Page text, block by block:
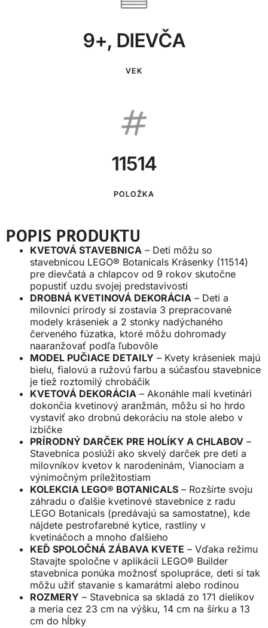
9+, DIEVČA
VEK
11514
POLOŽKA
POPIS PRODUKTU
KVETOVÁ STAVEBNICA – Deti môžu so
stavebnicou LEGO® Botanicals Krásenky (11514)
pre dievčatá a chlapcov od 9 rokov skutočne
popustiť uzdu svojej predstavivosti
DROBNÁ KVETINOVÁ DEKORÁCIA – Deti a
milovníci prírody si zostavia 3 prepracované
modely kráseniek a 2 stonky nadýchaného
červeného fúzatka, ktoré môžu dohromady
naaranžovať podľa ľubovôle
MODEL PUČIACE DETAILY – Kvety kráseniek majú
bielu, fialovú a ružovú farbu a súčasťou stavebnice
je tiež roztomilý chrobáčik
KVETOVÁ DEKORÁCIA – Akonáhle malí kvetinári
dokončia kvetinový aranžmán, môžu si ho hrdo
vystaviť ako drobnú dekoráciu na stole alebo v
izbičke
PRÍRODNÝ DARČEK PRE HOLÍKY A CHLABOV –
Stavebnica poslúži ako skvelý darček pre deti a
milovníkov kvetov k narodeninám, Vianociam a
výnimočným príležitostiam
KOLEKCIA LEGO® BOTANICALS – Rozšírte svoju
záhradu o ďalšie kvetinové stavebnice z radu
LEGO Botanicals (predávajú sa samostatne), kde
nájdete pestrofarebné kytice, rastliny v
kvetináčoch a mnoho ďalšieho
KEĎ SPOLOČNÁ ZÁBAVA KVETE – Vďaka režimu
Stavajte spoločne v aplikácii LEGO® Builder
stavebnica ponúka možnosť spolupráce, deti si tak
môžu užiť stavanie s kamarátmi alebo rodinou
ROZMERY – Stavebnica sa skladá zo 171 dielikov
a meria cez 23 cm na výšku, 14 cm na šírku a 13
cm do hĺbky